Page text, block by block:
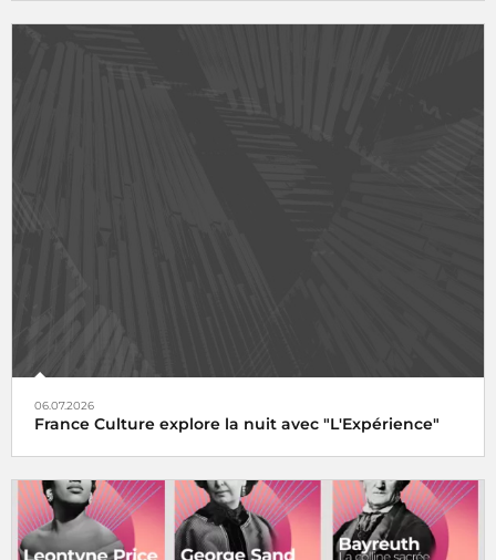
06.07.2026
France Culture explore la nuit avec "L'Expérience"